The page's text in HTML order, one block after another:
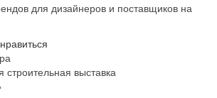
для дизайнеров и поставщиков на
выставка